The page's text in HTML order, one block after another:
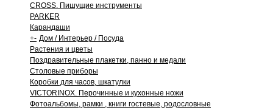
CROSS. Пишущие инструменты
PARKER
Карандаши
+- Дом / Интерьер / Посуда
Растения и цветы
Поздравительные плакетки, панно и медали
Столовые приборы
Коробки для часов, шкатулки
VICTORINOX. Перочинные и кухонные ножи
Фотоальбомы, рамки , книги гостевые, родословные